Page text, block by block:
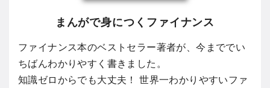
まんがで身につくファイナンス
ファイナンス本のベストセラー著者が、今まででい
ちばんわかりやすく書きました。
知識ゼロからでも大丈夫！ 世界一わかりやすいファ